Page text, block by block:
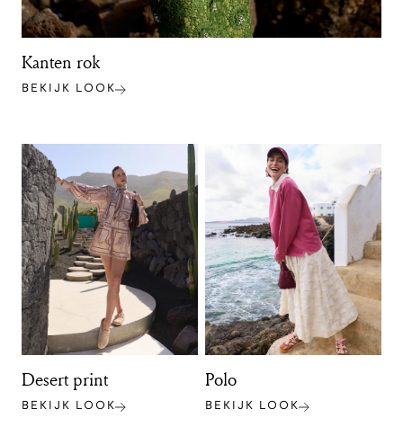
Kanten rok
BEKIJK LOOK
Desert print
BEKIJK LOOK
Polo
BEKIJK LOOK